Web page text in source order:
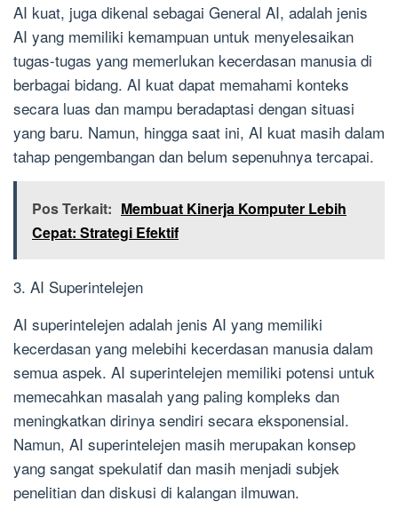
AI kuat, juga dikenal sebagai General AI, adalah jenis
AI yang memiliki kemampuan untuk menyelesaikan
tugas-tugas yang memerlukan kecerdasan manusia di
berbagai bidang. AI kuat dapat memahami konteks
secara luas dan mampu beradaptasi dengan situasi
yang baru. Namun, hingga saat ini, AI kuat masih dalam
tahap pengembangan dan belum sepenuhnya tercapai.
Pos Terkait: Membuat Kinerja Komputer Lebih
Cepat: Strategi Efektif
3. AI Superintelejen
AI superintelejen adalah jenis AI yang memiliki
kecerdasan yang melebihi kecerdasan manusia dalam
semua aspek. AI superintelejen memiliki potensi untuk
memecahkan masalah yang paling kompleks dan
meningkatkan dirinya sendiri secara eksponensial.
Namun, AI superintelejen masih merupakan konsep
yang sangat spekulatif dan masih menjadi subjek
penelitian dan diskusi di kalangan ilmuwan.